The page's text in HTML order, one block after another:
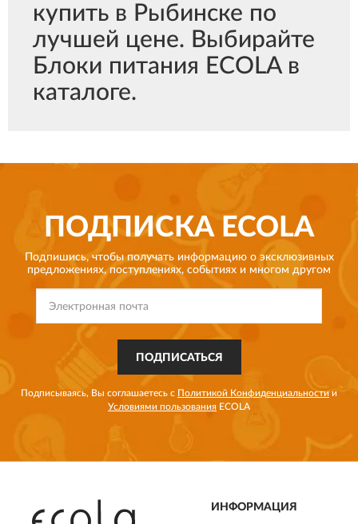
купить в Рыбинске по
лучшей цене. Выбирайте
Блоки питания ECOLA в
каталоге.
ПОДПИСКА ECOLA
Подпишись, чтобы получать информацию о эксклюзивных
предложениях, поступлениях, событиях и многом другом
ПОДПИСАТЬСЯ
Подписываясь, Вы соглашаетесь с Политикой Конфиденциальности и
Условиями пользования ECOLA
ИНФОРМАЦИЯ